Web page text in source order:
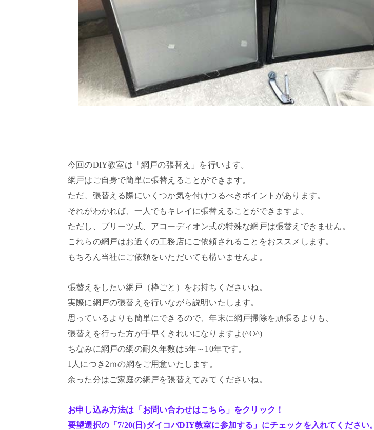
今回のDIY教室は「網戸の張替え」を行います。
網戸はご自身で簡単に張替えることができます。
ただ、張替える際にいくつか気を付けつるべきポイントがあります。
それがわかれば、一人でもキレイに張替えることができますよ。
ただし、プリーツ式、アコーディオン式の特殊な網戸は張替えできません。
これらの網戸はお近くの工務店にご依頼されることをおススメします。
もちろん当社にご依頼をいただいても構いませんよ。
張替えをしたい網戸（枠ごと）をお持ちくださいね。
実際に網戸の張替えを行いながら説明いたします。
思っているよりも簡単にできるので、年末に網戸掃除を頑張るよりも、
張替えを行った方が手早くきれいになりますよ(^O^)
ちなみに網戸の網の耐久年数は5年～10年です。
1人につき2ｍの網をご用意いたします。
余った分はご家庭の網戸を張替えてみてくださいね。
お申し込み方法は「お問い合わせはこちら」をクリック！
要望選択の「7/20(日)ダイコバDIY教室に参加する」にチェックを入れてください。